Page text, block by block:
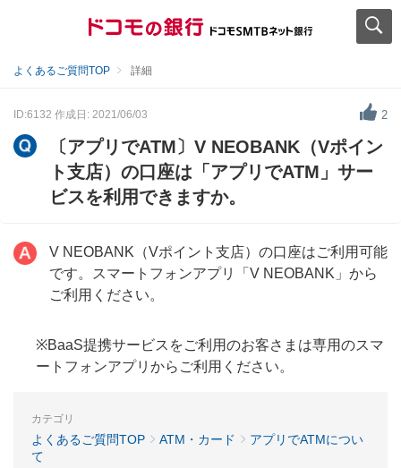
よくあるご質問TOP 詳細
ID:6132 作成日: 2021/06/03 2
〔アプリでATM〕V NEOBANK（Vポイン
ト支店）の口座は「アプリでATM」サー
ビスを利用できますか。
V NEOBANK（Vポイント支店）の口座はご利用可能
です。スマートフォンアプリ「V NEOBANK」から
ご利用ください。
※BaaS提携サービスをご利用のお客さまは専用のスマ
ートフォンアプリからご利用ください。
カテゴリ
よくあるご質問TOP ATM・カード
アプリでATMについ
て